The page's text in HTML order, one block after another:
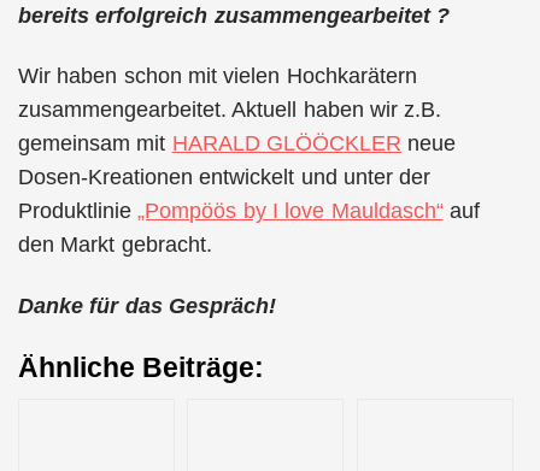
bereits erfolgreich zusammengearbeitet ?
Wir haben schon mit vielen Hochkarätern
zusammengearbeitet. Aktuell haben wir z.B.
gemeinsam mit HARALD GLÖÖCKLER neue
Dosen-Kreationen entwickelt und unter der
Produktlinie„Pompöös by I love Mauldasch“auf
den Markt gebracht.
Danke für das Gespräch!
Ähnliche Beiträge: